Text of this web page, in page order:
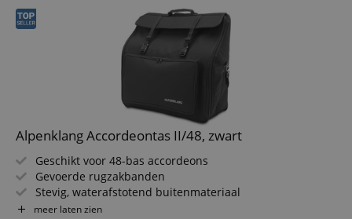
Alpenklang Accordeontas II/48, zwart
Geschikt voor 48-bas accordeons
Gevoerde rugzakbanden
Stevig, waterafstotend buitenmateriaal
10 mm dikke vulling
meer laten zien